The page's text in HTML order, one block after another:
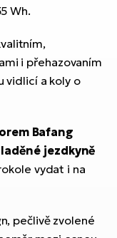
Wh.
i přehazovaním
vidlicí a koly o
Bafang
jezdkyně
vydat i na
pečlivě zvolené